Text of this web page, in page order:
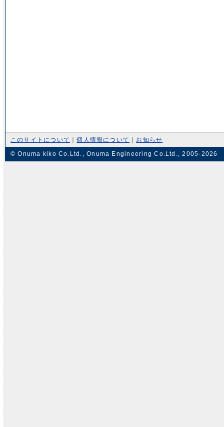
このサイトについて ｜個人情報について
お知らせ
© Onuma kiko Co.Ltd., Onuma Engineering Co.Ltd., 2005-2026